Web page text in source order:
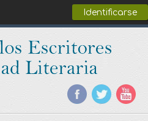
Identificarse